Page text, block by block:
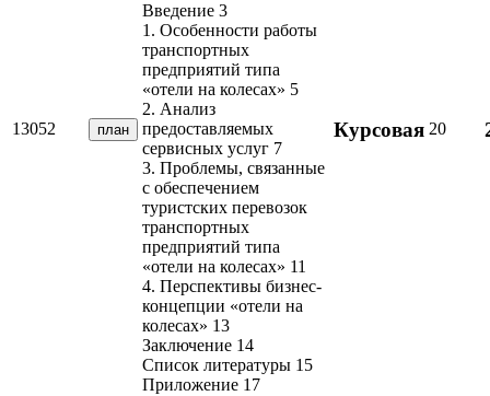
13052 план
Введение 3
1. Особенности работы
транспортных
предприятий типа
«отели на колесах» 5
2. Анализ
предоставляемых
сервисных услуг 7
3. Проблемы, связанные
с обеспечением
туристских перевозок
транспортных
предприятий типа
«отели на колесах» 11
4. Перспективы бизнес-
концепции «отели на
колесах» 13
Заключение 14
Список литературы 15
Приложение 17
Курсовая 20